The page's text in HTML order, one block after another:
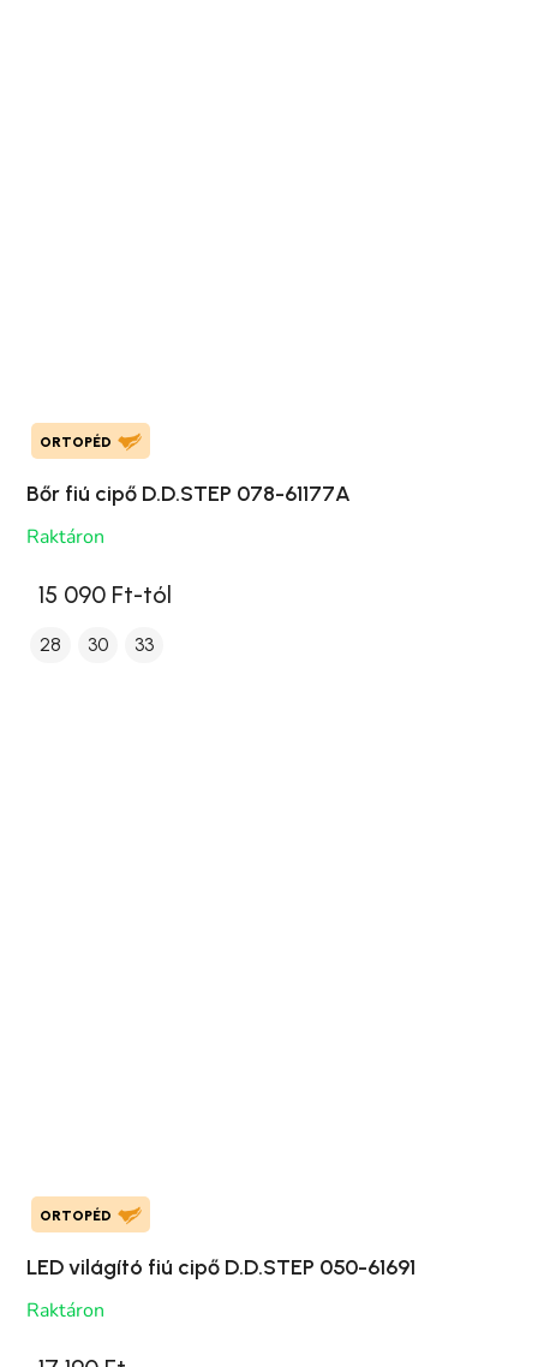
ORTOPÉD
Bőr fiú cipő D.D.STEP 078-61177A
Raktáron
15 090 Ft-tól
28 30 33
ORTOPÉD
LED világító fiú cipő D.D.STEP 050-61691
Raktáron